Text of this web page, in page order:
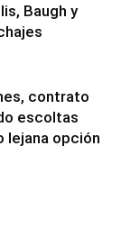
Baugh y
contrato
escoltas
lejana opción